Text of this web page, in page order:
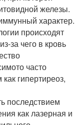
железы.
характер.
происходят
за чего в кровь
часто
гипертиреоз,
последствием
как лазерная и